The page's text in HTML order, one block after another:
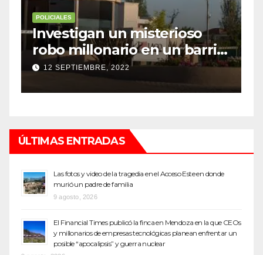
POLICIALES
Lavalle: cayó a un zanjón en
su auto y murió por las
heridas
11 SEPTIEMBRE, 2022
ÚLTIMAS ENTRADAS
Las fotos y video de la tragedia en el Acceso Este en donde
murió un padre de familia
9 agosto, 2026
El Financial Times publicó la finca en Mendoza en la que CEOs
y millonarios de empresas tecnológicas planean enfrentar un
posible “apocalipsis” y guerra nuclear